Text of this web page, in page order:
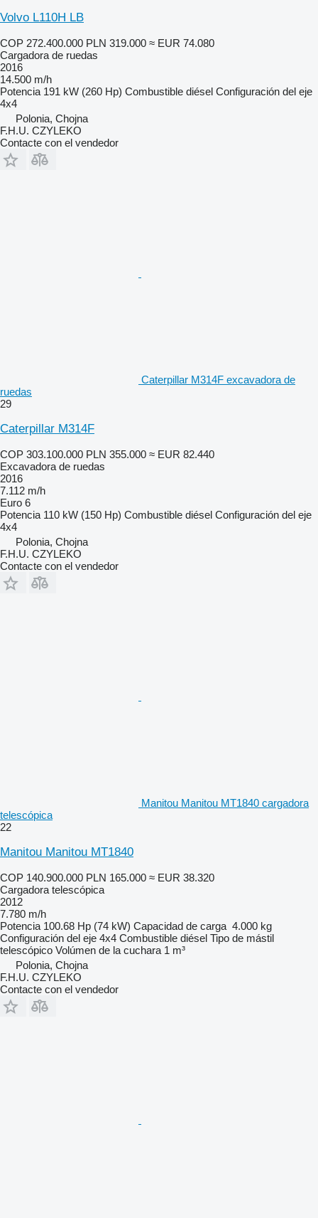
Volvo L110H LB
COP 272.400.000 PLN 319.000 ≈ EUR 74.080
Cargadora de ruedas
2016
14.500 m/h
Potencia 191 kW (260 Hp) Combustible diésel Configuración del eje
4x4
Polonia, Chojna
F.H.U. CZYLEKO
Contacte con el vendedor
Caterpillar M314F excavadora de
ruedas
29
Caterpillar M314F
COP 303.100.000 PLN 355.000 ≈ EUR 82.440
Excavadora de ruedas
2016
7.112 m/h
Euro 6
Potencia 110 kW (150 Hp) Combustible diésel Configuración del eje
4x4
Polonia, Chojna
F.H.U. CZYLEKO
Contacte con el vendedor
Manitou Manitou MT1840 cargadora
telescópica
22
Manitou Manitou MT1840
COP 140.900.000 PLN 165.000 ≈ EUR 38.320
Cargadora telescópica
2012
7.780 m/h
Potencia 100.68 Hp (74 kW) Capacidad de carga 4.000 kg
Configuración del eje 4x4 Combustible diésel Tipo de mástil
telescópico Volúmen de la cuchara 1 m³
Polonia, Chojna
F.H.U. CZYLEKO
Contacte con el vendedor